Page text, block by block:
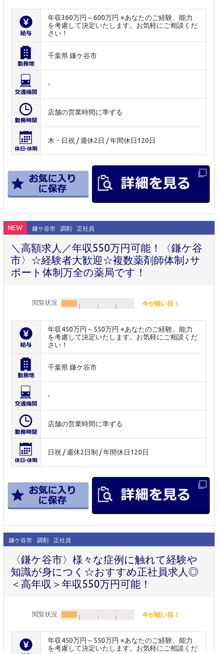
年収360万円～600万円 ※あなたのご経験、能力
を考慮して決定いたします。お気軽にご相談くだ
さい！
千葉県 鎌ケ谷市
-
店舗の営業時間に準ずる
木・日祝 / 週休2日 / 年間休日120日
NEW 鎌ケ谷市 調剤 正社員
＼高額求人／年収550万円可能！〈鎌ケ谷
市〉☆経験者大歓迎☆複数薬剤師体制♪サ
ポート体制万全の薬局です！
閲覧状況 今が狙い目！
年収450万円～550万円 ※あなたのご経験、能力
を考慮して決定いたします。お気軽にご相談くだ
さい！
千葉県 鎌ケ谷市
-
店舗の営業時間に準ずる
日祝 / 週休2日制 / 年間休日120日
鎌ケ谷市 調剤 正社員
〈鎌ケ谷市〉様々な症例に触れて経験や
知識が身につく☆おすすめ正社員求人◎
＜高年収＞年収550万円可能！
閲覧状況 今が狙い目！
年収450万円～550万円 ※あなたのご経験、能力
を考慮して決定いたします。お気軽にご相談くだ